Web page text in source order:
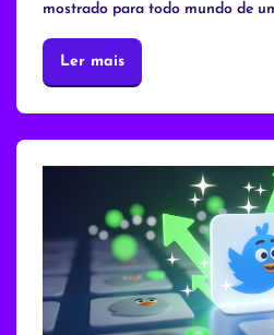
mostrado para todo mundo de
Ler mais